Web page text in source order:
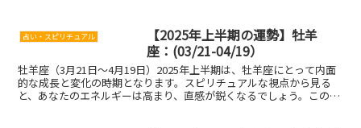
占い・スピリチュアル
【2025年上半期の運勢】牡羊
座：(03/21-04/19）
牡羊座（3月21日〜4月19日）2025年上半期は、牡羊座にとって内面
的な成長と変化の時期となります。スピリチュアルな視点から見る
と、あなたのエネルギーは高まり、直感が鋭くなるでしょう。この時